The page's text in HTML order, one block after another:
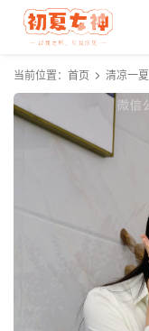
当前位置： 首页 清凉一夏